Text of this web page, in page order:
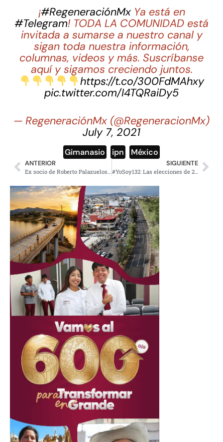
¡#RegeneraciónMxYa está en
#Telegram! TODA LA COMUNIDAD está
invitada a sumarse a nuestro canal y
sigan toda nuestra información,
columnas, videos y más. Suscríbanse
aquí y sigamos creciendo juntos.
https://t.co/300FdMAhxy
pic.twitter.com/I4TQRaiDy5
— RegeneraciónMx (@RegeneracionMx)
July 7, 2021
Gimanasio ipn México
ANTERIOR SIGUIENTE
#YoSoy132: Las elecciones de 2012, el retorno del PRI (Primera Parte)